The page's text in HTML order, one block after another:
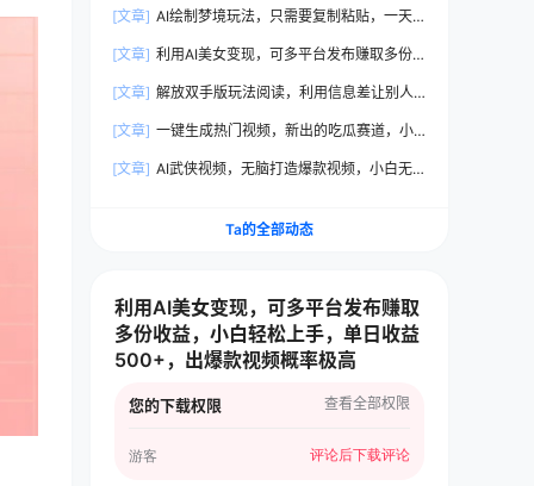
[文章] AI绘制梦境玩法，只需要复制粘贴，一天轻
[文章] 利用AI美女变现，可多平台发布赚取多份收
概率极高
[文章] 解放双手版玩法阅读，利用信息差让别人
[文章] 一键生成热门视频，新出的吃瓜赛道，小
[文章] AI武侠视频，无脑打造爆款视频，小白无压
Ta的全部动态
利用AI美女变现，可多平台发布赚取
多份收益，小白轻松上手，单日收益
500+，出爆款视频概率极高
您的下载权限 查看全部权限
游客 评论后下载评论